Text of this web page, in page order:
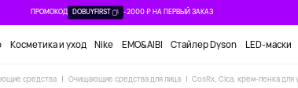
ПРОМОКОД DOBUYFIRST -2000 ₽ НА ПЕРВЫЙ ЗАКАЗ
Косметика и уход Nike EMO&AIBI Стайлер Dyson LED-маски
средства Очищающие средства для лица CosRx, Cica, крем-пенка